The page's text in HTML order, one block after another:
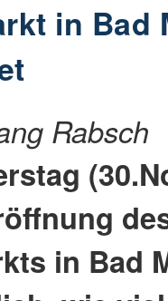
in Bad
Rabsch
in Bad